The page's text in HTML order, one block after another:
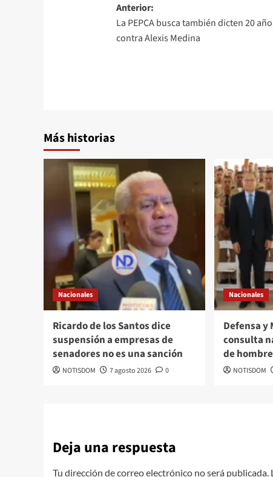
Anterior:
La PEPCA busca también dicten 20
contra Alexis Medina
Más historias
Nacionales
Ricardo de los Santos dice
suspensión a empresas de
senadores no es una sanción
NOTISDOM 7 agosto 2026 0
Nacionales
Defensa
consulta
de
NOTISDOM
Deja una respuesta
Tu dirección de correo electrónico no será publicada.